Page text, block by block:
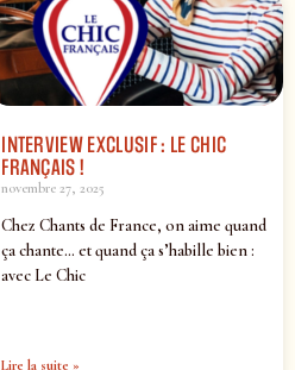
INTERVIEW EXCLUSIF : LE CHIC
FRANÇAIS !
novembre 27, 2025
Chez Chants de France, on aime quand
ça chante… et quand ça s’habille bien :
avec Le Chic
Lire la suite »